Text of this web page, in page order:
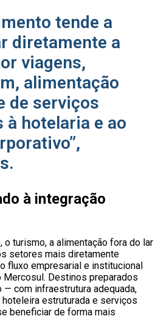
tende a
diretamente a
viagens,
alimentação
de serviços
à hotelaria e ao
à integração
o turismo, a alimentação fora do lar
setores mais diretamente
fluxo empresarial e institucional
Mercosul. Destinos preparados
com infraestrutura adequada,
estruturada e serviços
beneficiar de forma mais